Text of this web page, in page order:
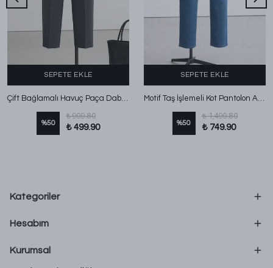
SEPETE EKLE
Çift Bağlamalı Havuç Paça Dabıl Pantolon Füme
%50
₺ 999.80
₺ 499.90
SEPETE EKLE
Motif Taş İşlemeli Kot Pantolon Açık Mavi
%50
₺ 1,499.80
₺ 749.90
Kategoriler
Hesabım
Kurumsal